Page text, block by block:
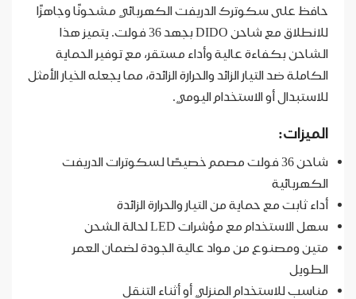
حافظ على سكوترك الدريفت الكهربائي مشحونًا وجاهزًا
للانطلاق مع شاحن DIDO بجهد 36 فولت. يتميز هذا
الشاحن بكفاءة عالية وأداء مستقر، مع توفير الحماية
الكاملة ضد التيار الزائد والحرارة الزائدة، مما يجعله الخيار الأمثل
للاستبدال أو الاستخدام اليومي.
الميزات:
شاحن 36 فولت مصمم خصيصًا لسكوترات الدريفت
الكهربائية
أداء ثابت مع حماية من التيار والحرارة الزائدة
سهل الاستخدام مع مؤشرات LED لحالة الشحن
متين ومصنوع من مواد عالية الجودة لضمان العمر
الطويل
مناسب للاستخدام المنزلي أو أثناء التنقل